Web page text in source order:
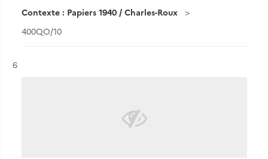
Contexte : Papiers 1940 / Charles-Roux
400QO/10
Résultat n°
6